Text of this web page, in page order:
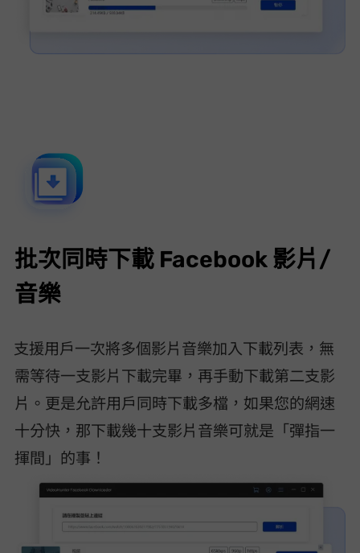
批次同時下載 Facebook 影片/
音樂
VideoHunter Facebook Downloader 支援用戶一次將多個 FB 影片/音樂加入下載列表，無
需等待一支影片下載完畢，再手動下載第二支影
片。更是允許用戶同時下載多檔，如果您的網速
十分快，那下載幾十支影片/音樂可就是「彈指一
揮間」的事！